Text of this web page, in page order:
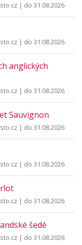
| do 31.08.2026
| do 31.08.2026
anglických
| do 31.08.2026
Sauvignon
| do 31.08.2026
| do 31.08.2026
| do 31.08.2026
šedé
| do 31.08.2026